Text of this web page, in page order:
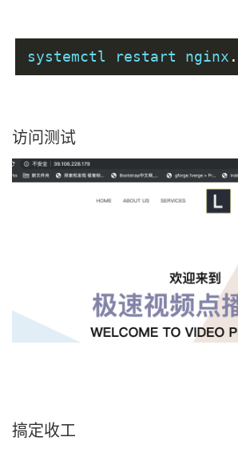
systemctl restart nginx .
访问测试
搞定收工